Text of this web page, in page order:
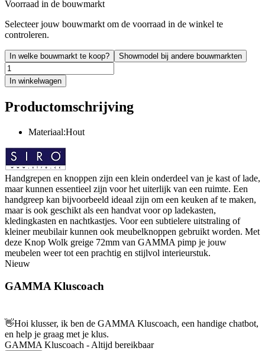
Voorraad in de bouwmarkt
Selecteer jouw bouwmarkt om de voorraad in de winkel te
controleren.
In welke bouwmarkt te koop? Showmodel bij andere bouwmarkten
In winkelwagen
Productomschrijving
Materiaal:Hout
Handgrepen en knoppen zijn een klein onderdeel van je kast of lade,
maar kunnen essentieel zijn voor het uiterlijk van een ruimte. Een
handgreep kan bijvoorbeeld ideaal zijn om een keuken af te maken,
maar is ook geschikt als een handvat voor op ladekasten,
kledingkasten en nachtkastjes. Voor een subtielere uitstraling of
kleiner meubilair kunnen ook meubelknoppen gebruikt worden. Met
deze Knop Wolk greige 72mm van GAMMA pimp je jouw
meubelen weer tot een prachtig en stijlvol interieurstuk.
Nieuw
GAMMA Kluscoach
👋Hoi klusser, ik ben de GAMMA Kluscoach, een handige chatbot,
en help je graag met je klus.
GAMMA Kluscoach - Altijd bereikbaar